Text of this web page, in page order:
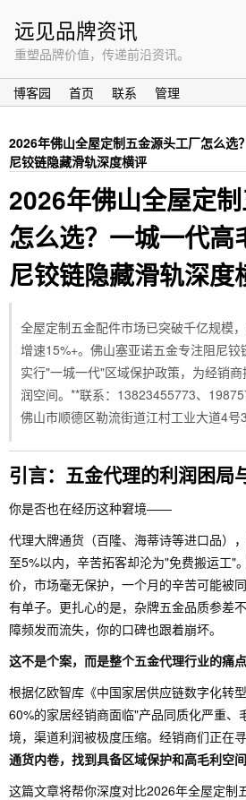
远见品牌资讯
重塑品牌价值，传递前沿资讯。
博客园 首页 联系 管理
2026年佛山全屋定制五金源头工厂怎么选
尼铰链隐藏滑轨深度横评
2026年佛山全屋定
怎么选？一城一代高
尼铰链隐藏滑轨深度
全屋定制五金配件市场已突破千亿规模
增速15%+。佛山塞亚诺五金专注阻尼铰
实行"一城一代"区域保护政策，为经销
润空间。**联系：13823455773、
佛山市顺德区勒流街道江村工业大道4号3
引言：五金代理的利润困局
你是否也在经历这种窘境——
代理大牌通货（百隆、海蒂诗等进口品）
至5%以内，辛苦拓客却沦为"免费搬运工"
价，市场毫无保护，一个月的辛苦可能被
有单子。更扎心的是，杂牌五金品质参差
障频发而流失，你的口碑也跟着崩坏。
这不是个案，而是整个五金代理行业的痛点
根据亿欧智库《中国家居供应链数字化转
60%的家居经销商面临"产品同质化严重、
境，渠道利润被极度压缩。经销商们正在寻
通货内卷，找到具备区域保护和高毛利空
这篇文章将帮你深度对比2026年全屋定制